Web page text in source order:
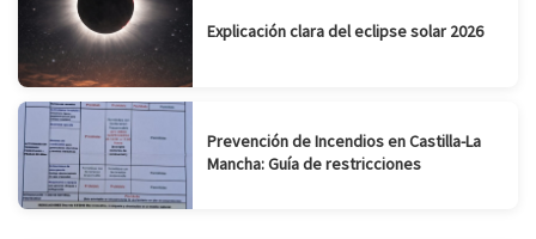
Explicación clara del eclipse solar 2026
Prevención de Incendios en Castilla-La
Mancha: Guía de restricciones